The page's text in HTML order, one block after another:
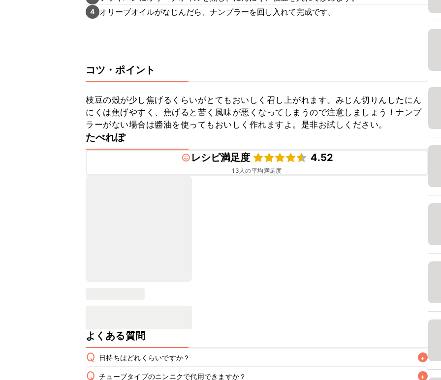
4 オリーブオイルがなじんだら、ナンプラーを回し入れて完成です。
コツ・ポイント
枝豆の殼が少し焦げるくらいがとてもおいしく召し上がれます。みじん切りんしたにん
にくは焦げやすく、焦げると苦く風味が悪くなってしまうので注意しましょう！ナンプ
ラーがない場合は醬油を使ってもおいしく作れますよ。是非お試しください。
たべれぽ
レシピ満足度
4.52
13 人の平均満足度
よくある質問
Q 日持ちはどれくらいですか？ +
Q チューブタイプのニンニクで代用できますか？ +